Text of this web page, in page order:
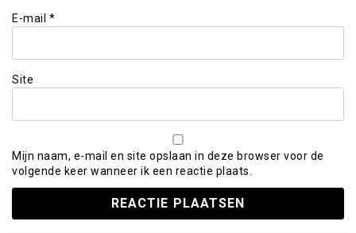
E-mail *
Site
Mijn naam, e-mail en site opslaan in deze browser voor de
volgende keer wanneer ik een reactie plaats.